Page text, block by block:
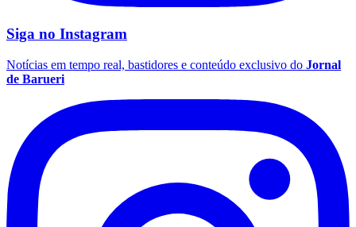
Siga no Instagram
Notícias em tempo real, bastidores e conteúdo exclusivo do Jornal
de Barueri